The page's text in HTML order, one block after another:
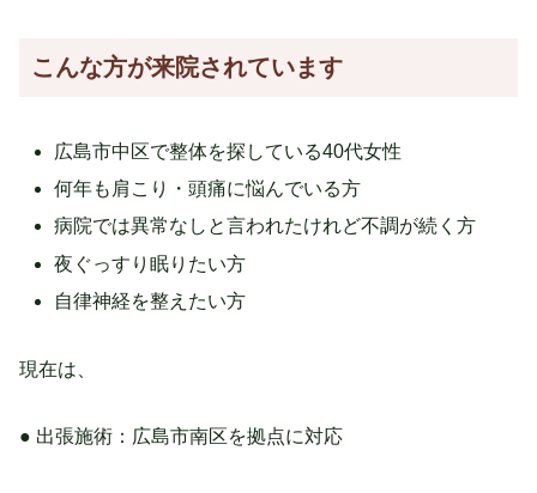
こんな方が来院されています
広島市中区で整体を探している40代女性
何年も肩こり・頭痛に悩んでいる方
病院では異常なしと言われたけれど不調が続く方
夜ぐっすり眠りたい方
自律神経を整えたい方
現在は、
● 出張施術：広島市南区を拠点に対応